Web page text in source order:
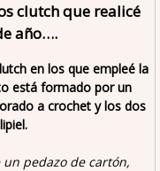
clutch que realicé
año….
en los que empleé la
está formado por un
a crochet y los dos
pedazo de cartón,